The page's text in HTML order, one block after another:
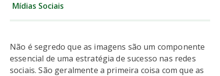
Mídias Sociais
Não é segredo que as imagens são um componente
essencial de uma estratégia de sucesso nas redes
sociais. São geralmente a primeira coisa com que as